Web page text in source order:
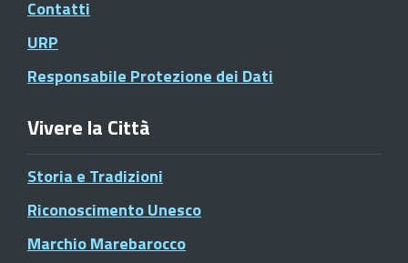
Contatti
URP
Responsabile Protezione dei Dati
Vivere la Città
Storia e Tradizioni
Riconoscimento Unesco
Marchio Marebarocco